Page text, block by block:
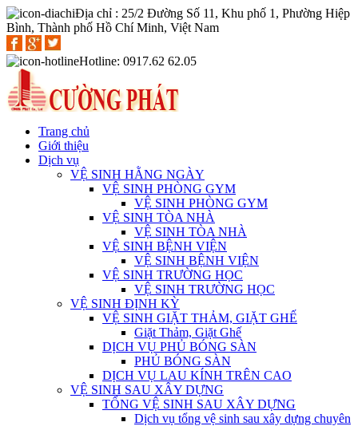
Địa chỉ : 25/2 Đường Số 11, Khu phố 1, Phường Hiệp
Bình, Thành phố Hồ Chí Minh, Việt Nam
Hotline: 0917.62 62.05
Trang chủ
Giới thiệu
Dịch vụ
VỆ SINH HẰNG NGÀY
VỆ SINH PHÒNG GYM
VỆ SINH PHÒNG GYM
VỆ SINH TÒA NHÀ
VỆ SINH TÒA NHÀ
VỆ SINH BỆNH VIỆN
VỆ SINH BỆNH VIỆN
VỆ SINH TRƯỜNG HỌC
VỆ SINH TRƯỜNG HỌC
VỆ SINH ĐỊNH KỲ
VỆ SINH GIẶT THẢM, GIẶT GHẾ
Giặt Thảm, Giặt Ghế
DỊCH VỤ PHỦ BÓNG SÀN
PHỦ BÓNG SÀN
DỊCH VỤ LAU KÍNH TRÊN CAO
VỆ SINH SAU XÂY DỰNG
TỔNG VỆ SINH SAU XÂY DỰNG
Dịch vụ tổng vệ sinh sau xây dựng chuyên